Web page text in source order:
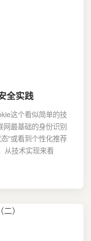
全实践
这个看似简单的技
最基础的身份识别
"或看到个性化推荐
从技术实现来看